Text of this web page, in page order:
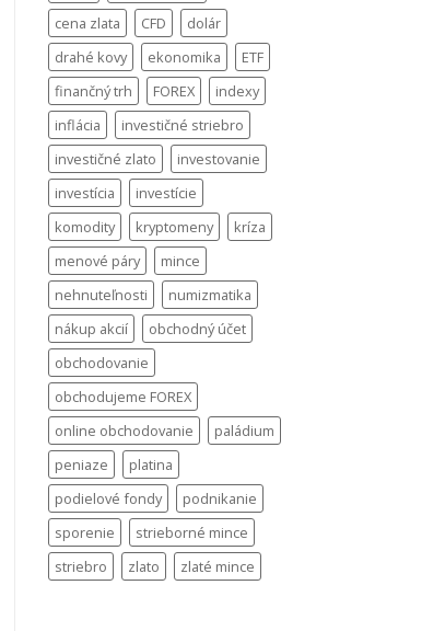
cena zlata
CFD
dolár
drahé kovy
ekonomika
ETF
finančný trh
FOREX
indexy
inflácia
investičné striebro
investičné zlato
investovanie
investícia
investície
komodity
kryptomeny
kríza
menové páry
mince
nehnuteľnosti
numizmatika
nákup akcií
obchodný účet
obchodovanie
obchodujeme FOREX
online obchodovanie
paládium
peniaze
platina
podielové fondy
podnikanie
sporenie
strieborné mince
striebro
zlato zlaté mince